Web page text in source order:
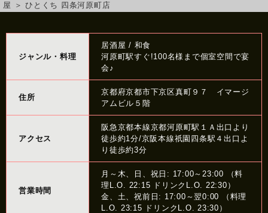
屋
＞ ひとくち 四条河原町店
ジャンル・料理
居酒屋 / 和食
河原町駅すぐ!100名様まで個室空間で宴
会♪
住所
京都府京都市下京区真町９７ イマージ
アムビル５階
アクセス
阪急京都本線京都河原町駅１Ａ出口より
徒歩約1分/京阪本線祇園四条駅４出口よ
り徒歩約3分
営業時間
月～木、日、祝日: 17:00～23:00 （料
理L.O. 22:15 ドリンクL.O. 22:30）
金、土、祝前日: 17:00～翌0:00 （料理
L.O. 23:15 ドリンクL.O. 23:30）